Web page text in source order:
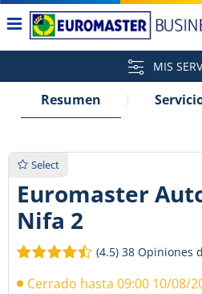
MIS
Resumen
Select
Euromaster
Nifa 2
(4.5) 38 Opiniones
Cerrado hasta 09:00 10/08/